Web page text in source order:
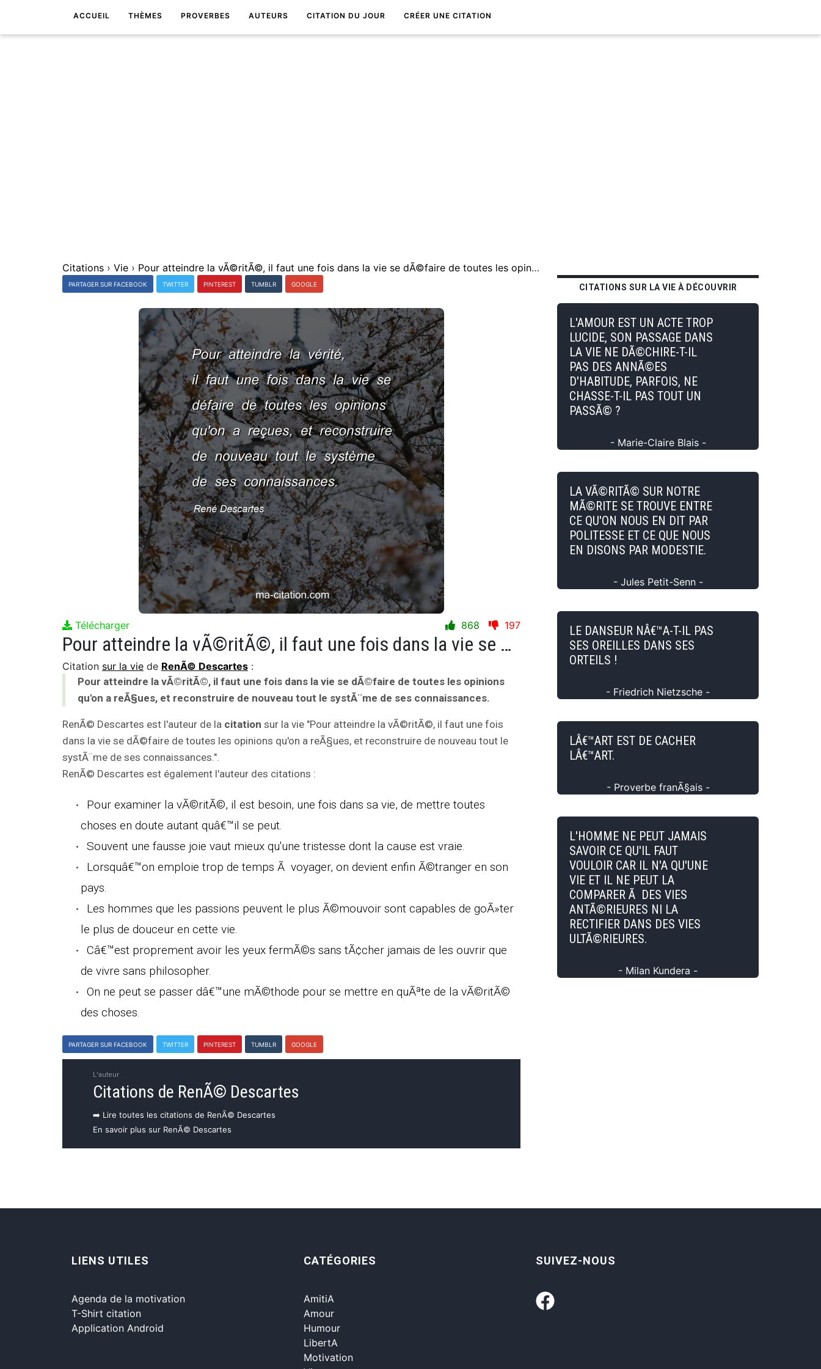
ACCUEIL THÈMES PROVERBES AUTEURS CITATION DU JOUR CRÉER UNE CITATION
Citations › Vie › Pour atteindre la vÃ©ritÃ©, il faut une fois dans la vie se dÃ©faire de toutes les opinions qu'on a reÃ§ues, et reconstruire de nouveau tout le systÃ¨me de ses connaissances.
PARTAGER SUR FACEBOOK TWITTER PINTEREST TUMBLR GOOGLE
Télécharger 868 197
Pour atteindre la vÃ©ritÃ©, il faut une fois dans la vie se dÃ©faire de toutes les opinions qu'on a reÃ§ues, et reconstruire de nouveau tout le systÃ¨me de ses connaissances.
Citation sur la vie de RenÃ© Descartes :
Pour atteindre la vÃ©ritÃ©, il faut une fois dans la vie se dÃ©faire de toutes les opinions
qu'on a reÃ§ues, et reconstruire de nouveau tout le systÃ¨me de ses connaissances.
RenÃ© Descartes est l'auteur de la citation sur la vie "Pour atteindre la vÃ©ritÃ©, il faut une fois
dans la vie se dÃ©faire de toutes les opinions qu'on a reÃ§ues, et reconstruire de nouveau tout le
systÃ¨me de ses connaissances.".
RenÃ© Descartes est également l'auteur des citations :
Pour examiner la vÃ©ritÃ©, il est besoin, une fois dans sa vie, de mettre toutes
choses en doute autant quâ€™il se peut.
Souvent une fausse joie vaut mieux qu'une tristesse dont la cause est vraie.
Lorsquâ€™on emploie trop de temps Ã voyager, on devient enfin Ã©tranger en son
pays.
Les hommes que les passions peuvent le plus Ã©mouvoir sont capables de goÃ»ter
le plus de douceur en cette vie.
Câ€™est proprement avoir les yeux fermÃ©s sans tÃ¢cher jamais de les ouvrir que
de vivre sans philosopher.
On ne peut se passer dâ€™une mÃ©thode pour se mettre en quÃªte de la vÃ©ritÃ©
des choses.
PARTAGER SUR FACEBOOK TWITTER PINTEREST TUMBLR GOOGLE
L'auteur
Citations de RenÃ© Descartes
➡️ Lire toutes les citations de RenÃ© Descartes
En savoir plus sur RenÃ© Descartes
CITATIONS SUR LA VIE À DÉCOUVRIR
L'AMOUR EST UN ACTE TROP
LUCIDE, SON PASSAGE DANS
LA VIE NE DÃ©CHIRE-T-IL
PAS DES ANNÃ©ES
D'HABITUDE, PARFOIS, NE
CHASSE-T-IL PAS TOUT UN
PASSÃ© ?
- Marie-Claire Blais -
LA VÃ©RITÃ© SUR NOTRE
MÃ©RITE SE TROUVE ENTRE
CE QU'ON NOUS EN DIT PAR
POLITESSE ET CE QUE NOUS
EN DISONS PAR MODESTIE.
- Jules Petit-Senn -
LE DANSEUR NÂ€™A-T-IL PAS
SES OREILLES DANS SES
ORTEILS !
- Friedrich Nietzsche -
LÂ€™ART EST DE CACHER
LÂ€™ART.
- Proverbe franÃ§ais -
L'HOMME NE PEUT JAMAIS
SAVOIR CE QU'IL FAUT
VOULOIR CAR IL N'A QU'UNE
VIE ET IL NE PEUT LA
COMPARER Ã DES VIES
ANTÃ©RIEURES NI LA
RECTIFIER DANS DES VIES
ULTÃ©RIEURES.
- Milan Kundera -
LIENS UTILES
Agenda de la motivation
T-Shirt citation
Application Android
CATÉGORIES
AmitiA
Amour
Humour
LibertA
Motivation
SUIVEZ-NOUS